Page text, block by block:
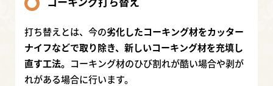
打ち替えとは、今の劣化したコーキング材をカッター
ナイフなどで取り除き、新しいコーキング材を充填し
直す工法。 コーキング材のひび割れが酷い場合や剥が
れがある場合に行います。